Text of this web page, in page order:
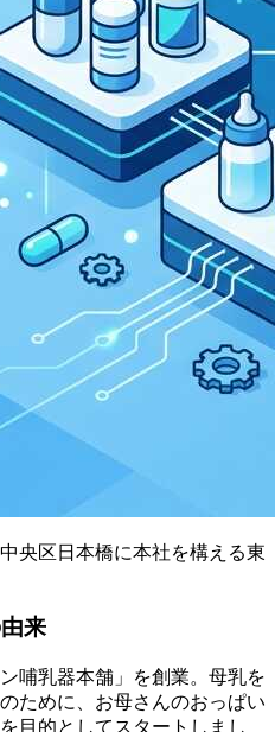
央区日本橋に本社を構える東
来
哺乳器本舗」を創業。母乳を
ために、お母さんのおっぱい
目的としてスタートしまし